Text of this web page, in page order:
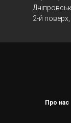
2-й
Про нас